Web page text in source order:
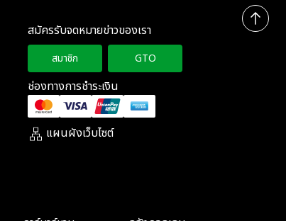
สมัครรับจดหมายข่าวของเรา
สมาชิก GTO
ช่องทางการชำระเงิน
แผนผังเว็บไซต์